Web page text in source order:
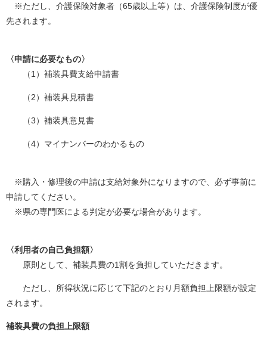
※ただし、介護保険対象者（65歳以上等）は、介護保険制度が優
先されます。
〈申請に必要なもの〉
（1）補装具費支給申請書
（2）補装具見積書
（3）補装具意見書
（4）マイナンバーのわかるもの
※購入・修理後の申請は支給対象外になりますので、必ず事前に
申請してください。
※県の専門医による判定が必要な場合があります。
〈利用者の自己負担額〉
原則として、補装具費の1割を負担していただきます。
ただし、所得状況に応じて下記のとおり月額負担上限額が設定
されます。
補装具費の負担上限額